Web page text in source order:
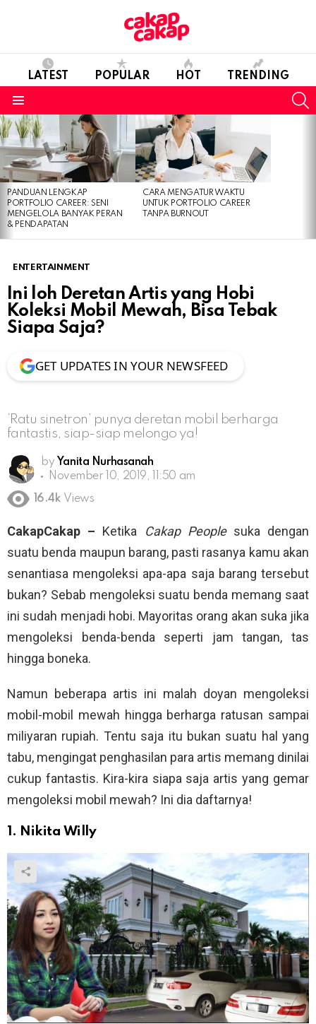
LATEST POPULAR HOT TRENDING
LATEST
STORIES
PANDUAN LENGKAP
PORTFOLIO CAREER: SENI
MENGELOLA BANYAK PERAN
& PENDAPATAN
CARA MENGATUR WAKTU
UNTUK PORTFOLIO CAREER
TANPA BURNOUT
ENTERTAINMENT
Ini loh Deretan Artis yang Hobi
Koleksi Mobil Mewah, Bisa Tebak
Siapa Saja?
GET UPDATES IN YOUR NEWSFEED
‘Ratu sinetron’ punya deretan mobil berharga
fantastis, siap-siap melongo ya!
by Yanita Nurhasanah
November 10, 2019, 11:50 am
16.4k Views
CakapCakap – Ketika Cakap People suka dengan
suatu benda maupun barang, pasti rasanya kamu akan
senantiasa mengoleksi apa-apa saja barang tersebut
bukan? Sebab mengoleksi suatu benda memang saat
ini sudah menjadi hobi. Mayoritas orang akan suka jika
mengoleksi benda-benda seperti jam tangan, tas
hingga boneka.
Namun beberapa artis ini malah doyan mengoleksi
mobil-mobil mewah hingga berharga ratusan sampai
miliyaran rupiah. Tentu saja itu bukan suatu hal yang
tabu, mengingat penghasilan para artis memang dinilai
cukup fantastis. Kira-kira siapa saja artis yang gemar
mengoleksi mobil mewah? Ini dia daftarnya!
1. Nikita Willy